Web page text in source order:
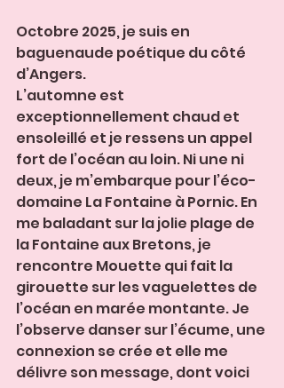
Octobre 2025, je suis en
baguenaude poétique du côté
d’Angers.
L’automne est
exceptionnellement chaud et
ensoleillé et je ressens un appel
fort de l’océan au loin. Ni une ni
deux, je m’embarque pour l’éco-
domaine La Fontaine à Pornic. En
me baladant sur la jolie plage de
la Fontaine aux Bretons, je
rencontre Mouette qui fait la
girouette sur les vaguelettes de
l’océan en marée montante. Je
l’observe danser sur l’écume, une
connexion se crée et elle me
délivre son message, dont voici